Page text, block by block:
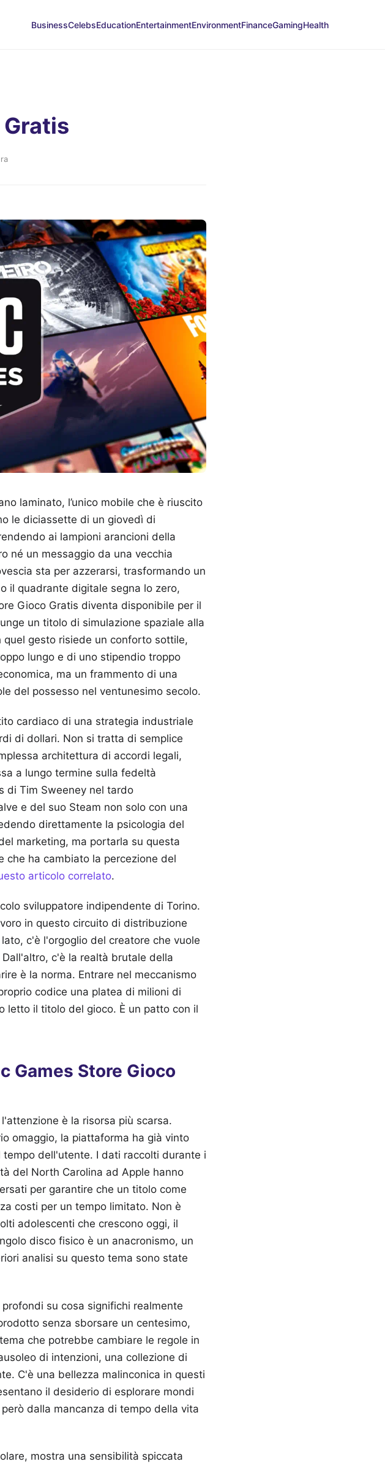
BusinessCelebsEducationEntertainmentEnvironmentFinanceGamingHealth
laminato, l’unico mobile che è riuscito
le diciassette di un giovedì di
ai lampioni arancioni della
né un messaggio da una vecchia
sta per azzerarsi, trasformando un
il quadrante digitale segna lo zero,
Gioco Gratis diventa disponibile per il
un titolo di simulazione spaziale alla
gesto risiede un conforto sottile,
lungo e di uno stipendio troppo
ma un frammento di una
del possesso nel ventunesimo secolo.
cardiaco di una strategia industriale
di dollari. Non si tratta di semplice
architettura di accordi legali,
a lungo termine sulla fedeltà
di Tim Sweeney nel tardo
e del suo Steam non solo con una
direttamente la psicologia del
marketing, ma portarla su questa
che ha cambiato la percezione del
articolo correlato.
sviluppatore indipendente di Torino.
in questo circuito di distribuzione
c'è l'orgoglio del creatore che vuole
c'è la realtà brutale della
è la norma. Entrare nel meccanismo
codice una platea di milioni di
letto il titolo del gioco. È un patto con il
Games Store Gioco
è la risorsa più scarsa.
omaggio, la piattaforma ha già vinto
dell'utente. I dati raccolti durante i
del North Carolina ad Apple hanno
per garantire che un titolo come
costi per un tempo limitato. Non è
adolescenti che crescono oggi, il
disco fisico è un anacronismo, un
analisi su questo tema sono state
su cosa significhi realmente
senza sborsare un centesimo,
che potrebbe cambiare le regole in
di intenzioni, una collezione di
C'è una bellezza malinconica in questi
il desiderio di esplorare mondi
dalla mancanza di tempo della vita
mostra una sensibilità spiccata